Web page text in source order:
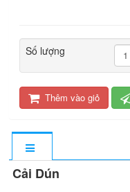
Số lượng
Thêm vào giỏ
Cải Dún